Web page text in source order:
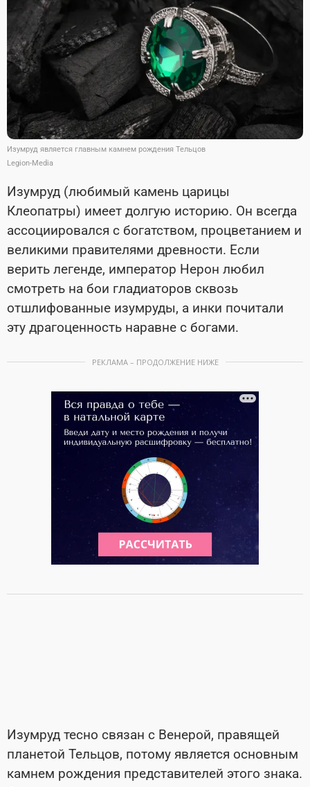
Изумруд является главным камнем рождения Тельцов
Legion-Media
Изумруд (любимый камень царицы
Клеопатры) имеет долгую историю. Он всегда
ассоциировался с богатством, процветанием и
великими правителями древности. Если
верить легенде, император Нерон любил
смотреть на бои гладиаторов сквозь
отшлифованные изумруды, а инки почитали
эту драгоценность наравне с богами.
РЕКЛАМА – ПРОДОЛЖЕНИЕ НИЖЕ
Изумруд тесно связан с Венерой, правящей
планетой Тельцов, потому является основным
камнем рождения представителей этого знака.